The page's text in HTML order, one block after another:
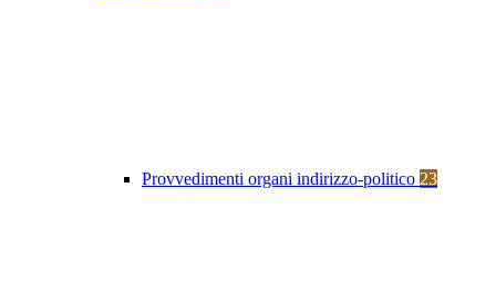
Provvedimenti organi indirizzo-politico 23